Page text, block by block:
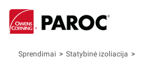
Sprendimai Statybinė izoliacija